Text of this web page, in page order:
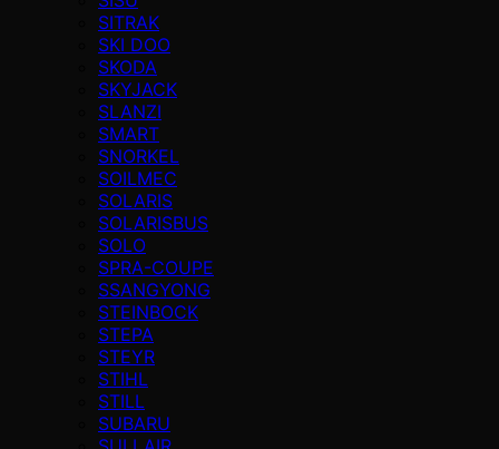
SITRAK
SKI DOO
SKODA
SKYJACK
SLANZI
SMART
SNORKEL
SOILMEC
SOLARIS
SOLARISBUS
SOLO
SPRA-COUPE
SSANGYONG
STEINBOCK
STEPA
STEYR
STIHL
STILL
SUBARU